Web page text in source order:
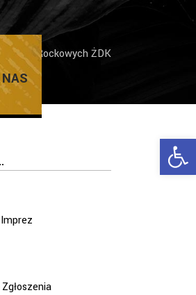
Rockowych ŻDK